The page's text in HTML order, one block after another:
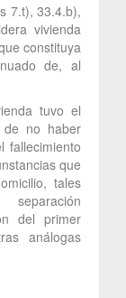
7.t), 33.4.b),
vivienda
constituya
de, al
tuvo el
no haber
fallecimiento
que
tales
del primer
análogas